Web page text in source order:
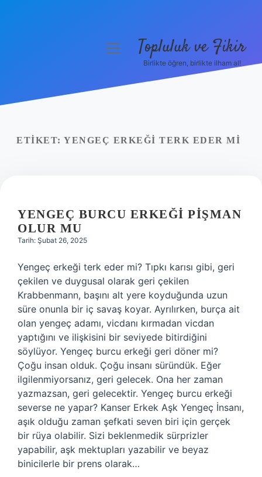
Yasal Uyarı
menüyüTopluluk ve Fikir
Birlikte öğren, birlikte ilham al!
ETIKET: YENGEÇ ERKEĞI TERK EDER MI
YENGEÇ BURCU ERKEĞI PIŞMAN
OLUR MU
Tarih: Şubat 26, 2025
Yengeç erkeği terk eder mi? Tıpkı karısı gibi, geri
çekilen ve duygusal olarak geri çekilen
Krabbenmann, başını alt yere koyduğunda uzun
süre onunla bir iç savaş koyar. Ayrılırken, burça ait
olan yengeç adamı, vicdanı kırmadan vicdan
yaptığını ve ilişkisini bir seviyede bitirdiğini
söylüyor. Yengeç burcu erkeği geri döner mi?
Çoğu insan olduk. Çoğu insanı süründük. Eğer
ilgilenmiyorsanız, geri gelecek. Ona her zaman
yazmazsan, geri gelecektir. Yengeç burcu erkeği
severse ne yapar? Kanser Erkek Aşk Yengeç İnsanı,
aşık olduğu zaman şefkati seven biri için gerçek
bir rüya olabilir. Sizi beklenmedik sürprizler
yapabilir, aşk mektupları yazabilir ve beyaz
binicilerle bir prens olarak…